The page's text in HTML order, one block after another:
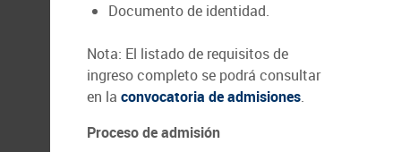
Documento de identidad.
Nota: El listado de requisitos de
ingreso completo se podrá consultar
en la convocatoria de admisiones.
Proceso de admisión